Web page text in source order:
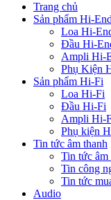
Trang chủ
Sản phẩm Hi-End
Loa Hi-
Đầu Hi-
Ampli Hi-
Phụ Kiện
Sản phẩm Hi-Fi
Loa Hi-Fi
Đầu Hi-Fi
Ampli Hi-
Phụ kiện
Tin tức âm thanh
Tin tức âm
Tin công
Tin tức
Audio